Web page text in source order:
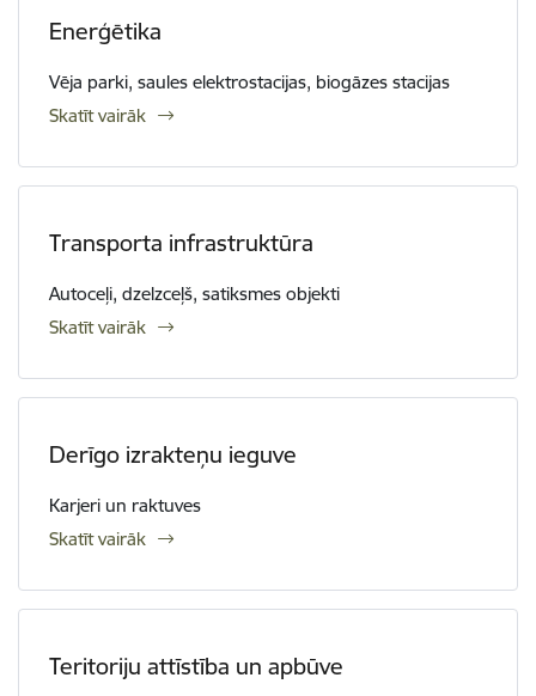
Enerģētika
Vēja parki, saules elektrostacijas, biogāzes stacijas
Skatīt vairāk
Transporta infrastruktūra
Autoceļi, dzelzceļš, satiksmes objekti
Skatīt vairāk
Derīgo izrakteņu ieguve
Karjeri un raktuves
Skatīt vairāk
Teritoriju attīstība un apbūve